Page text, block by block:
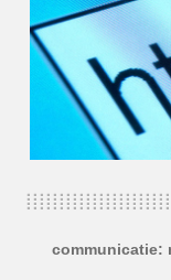
communicatie: